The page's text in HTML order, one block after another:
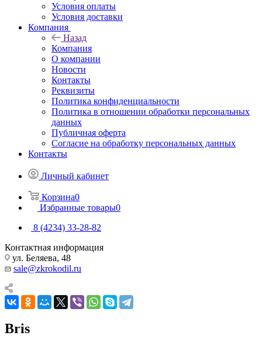
Условия оплаты
Условия доставки
Компания
Назад
Компания
О компании
Новости
Контакты
Реквизиты
Политика конфиденциальности
Политика в отношении обработки персональных
данных
Публичная оферта
Согласие на обработку персональных данных
Контакты
Личный кабинет
Корзина0
Избранные товары0
8 (4234) 33-28-82
Контактная информация
ул. Беляева, 48
sale@zkrokodil.ru
Bris